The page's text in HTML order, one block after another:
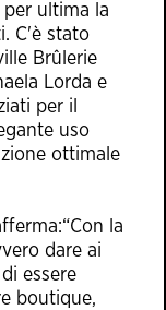
per ultima la
C'è stato
Brûlerie
Lorda e
per il
uso
ottimale
la
dare ai
essere
boutique,